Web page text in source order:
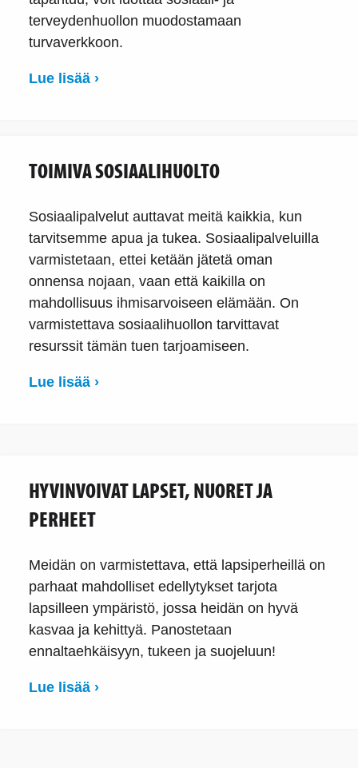
terveydenhuollon muodostamaan
turvaverkkoon.
Lue lisää ›
TOIMIVA SOSIAALIHUOLTO
Sosiaalipalvelut auttavat meitä kaikkia, kun
tarvitsemme apua ja tukea. Sosiaalipalveluilla
varmistetaan, ettei ketään jätetä oman
onnensa nojaan, vaan että kaikilla on
mahdollisuus ihmisarvoiseen elämään. On
varmistettava sosiaalihuollon tarvittavat
resurssit tämän tuen tarjoamiseen.
Lue lisää ›
HYVINVOIVAT LAPSET, NUORET JA
PERHEET
Meidän on varmistettava, että lapsiperheillä on
parhaat mahdolliset edellytykset tarjota
lapsilleen ympäristö, jossa heidän on hyvä
kasvaa ja kehittyä. Panostetaan
ennaltaehkäisyyn, tukeen ja suojeluun!
Lue lisää ›